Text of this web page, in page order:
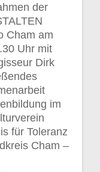
der
Cham am
Uhr mit
Dirk
im
für Toleranz
Cham –